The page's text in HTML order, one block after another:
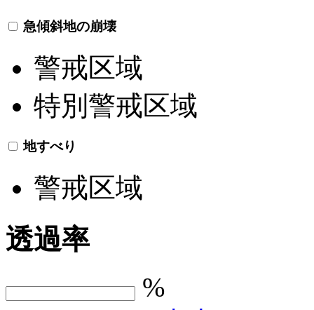
急傾斜地の崩壊
警戒区域
特別警戒区域
地すべり
警戒区域
透過率
%